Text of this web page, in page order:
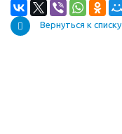
Вернуться к списку